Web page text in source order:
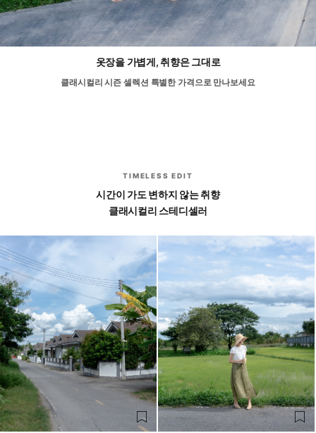
옷장을 가볍게, 취향은 그대로
클래시컬리 시즌 셀렉션 특별한 가격으로 만나보세요
TIMELESS EDIT
시간이 가도 변하지 않는 취향
클래시컬리 스테디셀러